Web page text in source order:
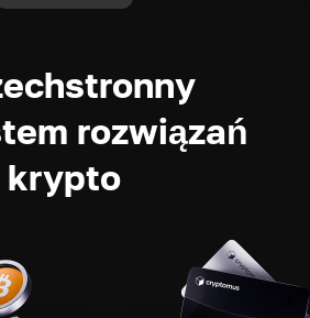
rozwiązań
krypto